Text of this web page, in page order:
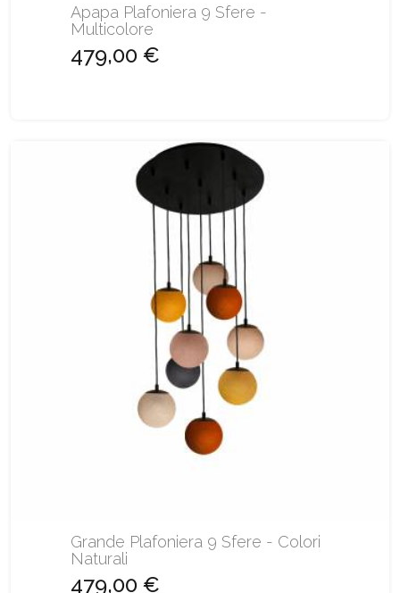
Apapa Plafoniera 9 Sfere -
Multicolore
479,00 €
Grande Plafoniera 9 Sfere - Colori
Naturali
479,00 €